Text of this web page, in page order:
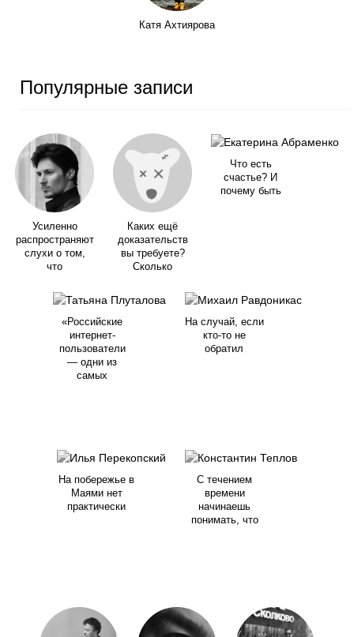
Катя Ахтиярова
Популярные записи
Усиленно
распространяют
слухи о том,
что
Каких ещё
доказательств
вы требуете?
Сколько
Что есть
счастье? И
почему быть
«Российские
интернет-
пользователи
— одни из
самых
На случай, если
кто-то не
обратил
На побережье в
Маями нет
практически
С течением
времени
начинаешь
понимать, что